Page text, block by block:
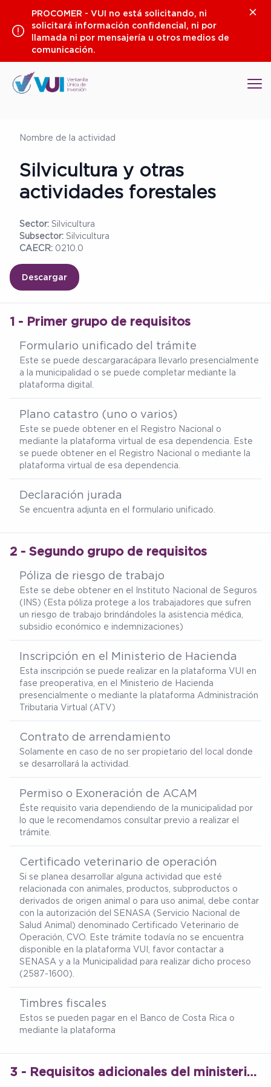
contenido
PROCOMER - VUI no está solicitando, ni
solicitará información confidencial, ni por
llamada ni por mensajería u otros medios de
comunicación.
Nombre de la actividad
Silvicultura y otras
actividades forestales
Sector: Silvicultura
Subsector: Silvicultura
CAECR: 0210.0
Descargar
1 - Primer grupo de requisitos
Formulario unificado del trámite
Este se puede descargaracápara llevarlo presencialmente
a la municipalidad o se puede completar mediante la
plataforma digital.
Plano catastro (uno o varios)
Este se puede obtener en el Registro Nacional o
mediante la plataforma virtual de esa dependencia. Este
se puede obtener en el Registro Nacional o mediante la
plataforma virtual de esa dependencia.
Declaración jurada
Se encuentra adjunta en el formulario unificado.
2 - Segundo grupo de requisitos
Póliza de riesgo de trabajo
Este se debe obtener en el Instituto Nacional de Seguros
(INS) (Esta póliza protege a los trabajadores que sufren
un riesgo de trabajo brindándoles la asistencia médica,
subsidio económico e indemnizaciones)
Inscripción en el Ministerio de Hacienda
Esta inscripción se puede realizar en la plataforma VUI en
fase preoperativa, en el Ministerio de Hacienda
presencialmente o mediante la plataforma Administración
Tributaria Virtual (ATV)
Contrato de arrendamiento
Solamente en caso de no ser propietario del local donde
se desarrollará la actividad.
Permiso o Exoneración de ACAM
Éste requisito varia dependiendo de la municipalidad por
lo que le recomendamos consultar previo a realizar el
trámite.
Certificado veterinario de operación
Si se planea desarrollar alguna actividad que esté
relacionada con animales, productos, subproductos o
derivados de origen animal o para uso animal, debe contar
con la autorización del SENASA (Servicio Nacional de
Salud Animal) denominado Certificado Veterinario de
Operación, CVO. Este trámite todavía no se encuentra
disponible en la plataforma VUI, favor contactar a
SENASA y a la Municipalidad para realizar dicho proceso
(2587-1600).
Timbres fiscales
Estos se pueden pagar en el Banco de Costa Rica o
mediante la plataforma
3 - Requisitos adicionales del ministerio de salud